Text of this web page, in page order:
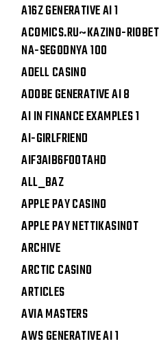
A16Z GENERATIVE AI 1
ACOMICS.RU~KAZINO-
NA-SEGODNYA 100
ADELL CASINO
ADOBE GENERATIVE AI 8
AI IN FINANCE EXAMPLES 1
AI-GIRLFRIEND
AIF3AIB6FOOTAHD
ALL_BAZ
APPLE PAY CASINO
APPLE PAY NETTIKASINOT
ARCHIVE
ARCTIC CASINO
ARTICLES
AVIA MASTERS
AWS GENERATIVE AI 1